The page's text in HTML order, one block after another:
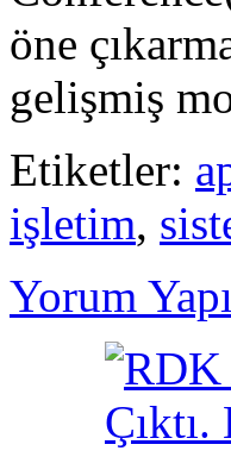
öne
gelişmiş
Etiketler:
işletim,
Yorum